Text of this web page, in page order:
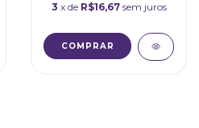
3 x de R$16,67 sem juros